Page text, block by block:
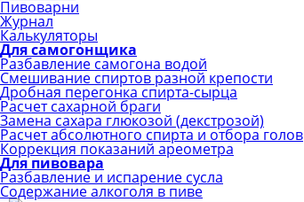
Пивоварни
Журнал
Калькуляторы
Для самогонщика
Разбавление самогона водой
Смешивание спиртов разной крепости
Дробная перегонка спирта-сырца
Расчет сахарной браги
Замена сахара глюкозой (декстрозой)
Расчет абсолютного спирта и отбора голов
Коррекция показаний ареометра
Для пивовара
Разбавление и испарение сусла
Содержание алкоголя в пиве